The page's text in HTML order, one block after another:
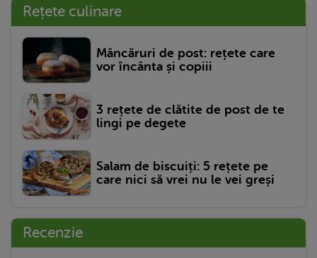
Rețete culinare
Mâncăruri de post: rețete care
vor încânta și copiii
3 rețete de clătite de post de te
lingi pe degete
Salam de biscuiți: 5 rețete pe
care nici să vrei nu le vei greși
Recenzie